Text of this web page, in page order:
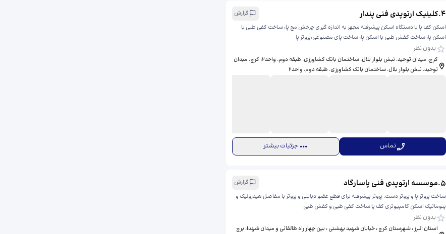
4
.کلینیک ارتوپدی فنی پندار
گزارش
اسکن کف پا با دستگاه اسکن پیشرفته مجهز به اندازه گیری چرخش مچ پا، ساخت کفی طبی با
اسکن پا، ساخت کفش طبی با اسکن پا، ساخت پای مصنوعی،پروتز پا
بدون نظر
کرج. میدان توحید. نبش بلوار بلال. ساختمان بانک کشاورزی. طبقه دوم. واحد۲، ​کرج. میدان
توحید. نبش بلوار بلال. ساختمان بانک کشاورزی. طبقه دوم. واحد۲
تماس جزئیات بیشتر
5
.موسسه ارتوپدی فنی پاسارگاد
گزارش
ساخت پروتز پا و پروتز دست. پروتز پیشرفته برای قطع عضو دیابتی و پروتز با مفاصل هیدرولیک و
پنوماتیک اسکن کامپیوتری کف پا ساخت کفی طبی و کفش طبی
بدون نظر
استان البرز ، شهرستان کرج ، خیابان شهید بهشتی ، بین چهار راه طالقانی و میدان شهدا، برج